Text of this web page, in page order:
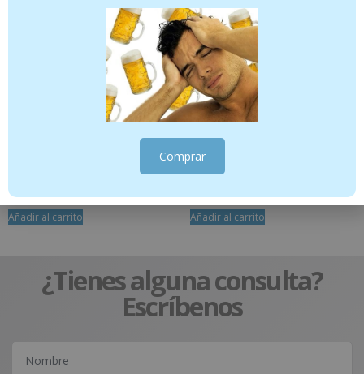
Hidrolato Romero QT Verbenona – 150
12.95
Añadir al carrito
Hidrolato Rosa de Damasco – 150 ml
13.95€
Añadir al carrito
¿Tienes alguna consulta?
Escríbenos
Comprar